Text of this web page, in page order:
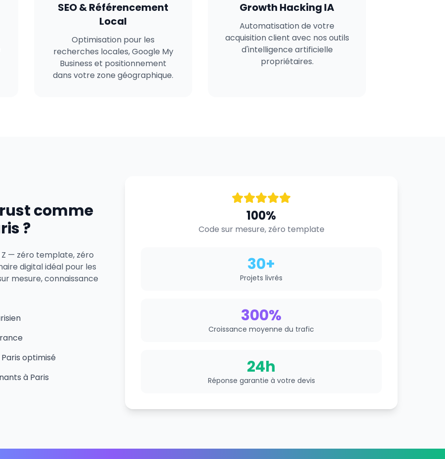
SEO & Référencement
Local
Optimisation pour les
recherches locales, Google My
Business et positionnement
dans votre zone géographique.
Growth Hacking IA
Automatisation de votre
acquisition client avec nos outils
d'intelligence artificielle
propriétaires.
comme
?
— zéro template, zéro
digital idéal pour les
mesure, connaissance
optimisé
à Paris
100%
Code sur mesure, zéro template
30+
Projets livrés
300%
Croissance moyenne du trafic
24h
Réponse garantie à votre devis